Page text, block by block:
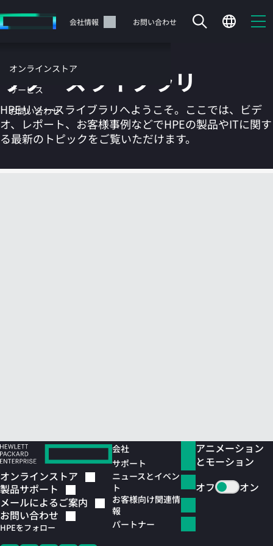
イ
テ
ツ
に
ス
ッ
会社情報 お問い合わせ
オンラインストア
サービス
お問い合わせ
カートは空です
リソースライブラリ
HPEリソースライブラリへようこそ。ここでは、ビデ
オ、レポート、お客様事例などでHPEの製品やITに関す
る最新のトピックをご覧いただけます。
オンラインストア
製品サポート
メールによるご案内
お問い合わせ
HPEをフォロー
会社
サポート
ニュースとイベン
ト
お客様向け関連情
報
パートナー
アニメーション
とモーション
オフ
オン